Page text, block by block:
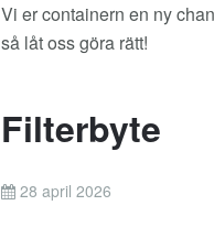
Vi er containern en ny
så låt oss göra rätt!
Filterbyte
28 april 2026